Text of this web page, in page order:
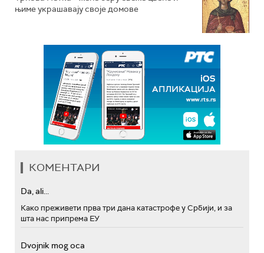
њиме украшавају своје домове
КОМЕНТАРИ
Da, ali...
Како преживети прва три дана катастрофе у Србији, и за
шта нас припрема ЕУ
Dvojnik mog oca